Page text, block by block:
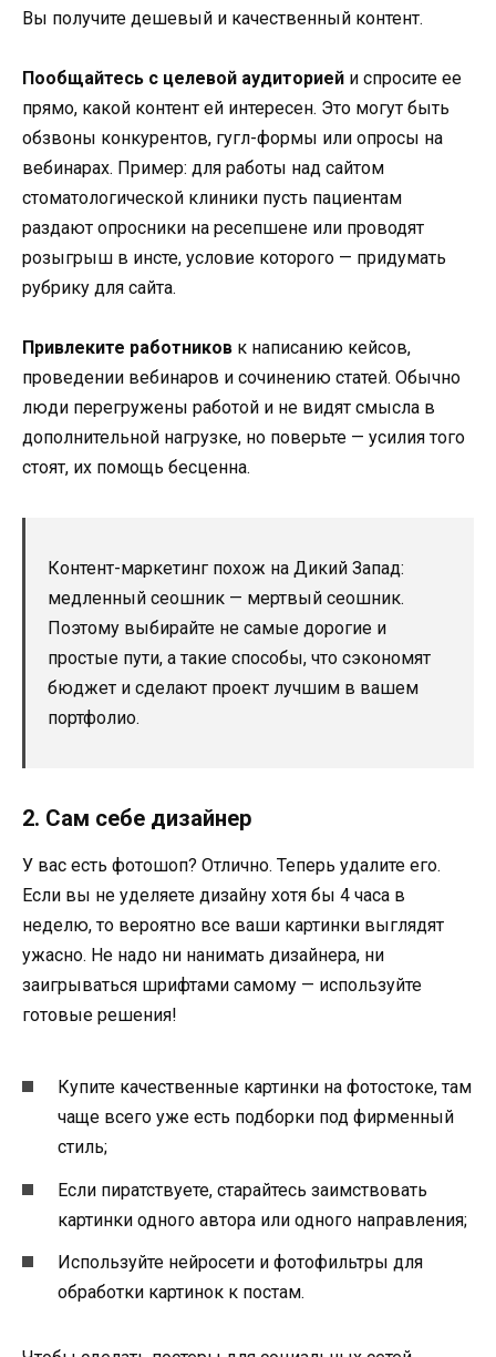
Вы получите дешевый и качественный контент.
Пообщайтесь с целевой аудиторией и спросите ее
прямо, какой контент ей интересен. Это могут быть
обзвоны конкурентов, гугл-формы или опросы на
вебинарах. Пример: для работы над сайтом
стоматологической клиники пусть пациентам
раздают опросники на ресепшене или проводят
розыгрыш в инсте, условие которого — придумать
рубрику для сайта.
Привлеките работников к написанию кейсов,
проведении вебинаров и сочинению статей. Обычно
люди перегружены работой и не видят смысла в
дополнительной нагрузке, но поверьте — усилия того
стоят, их помощь бесценна.
Контент-маркетинг похож на Дикий Запад:
медленный сеошник — мертвый сеошник.
Поэтому выбирайте не самые дорогие и
простые пути, а такие способы, что сэкономят
бюджет и сделают проект лучшим в вашем
портфолио.
2. Сам себе дизайнер
У вас есть фотошоп? Отлично. Теперь удалите его.
Если вы не уделяете дизайну хотя бы 4 часа в
неделю, то вероятно все ваши картинки выглядят
ужасно. Не надо ни нанимать дизайнера, ни
заигрываться шрифтами самому — используйте
готовые решения!
Купите качественные картинки на фотостоке, там
чаще всего уже есть подборки под фирменный
стиль;
Если пиратствуете, старайтесь заимствовать
картинки одного автора или одного направления;
Используйте нейросети и фотофильтры для
обработки картинок к постам.